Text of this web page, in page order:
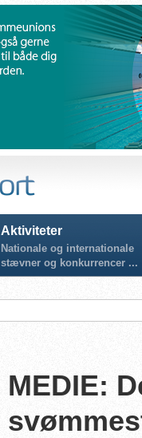
Aktiviteter
Nationale og internationale
stævner og konkurrencer ...
MEDIE: